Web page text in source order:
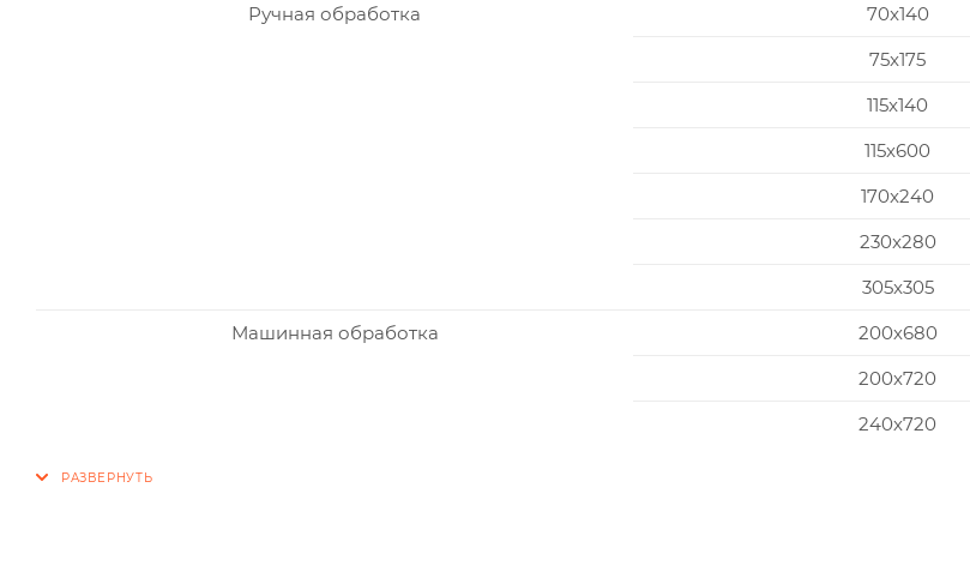
Ручная обработка
70x140
75x175
115x140
115x600
170x240
230x280
305x305
Машинная обработка
200х680
200х720
240х720